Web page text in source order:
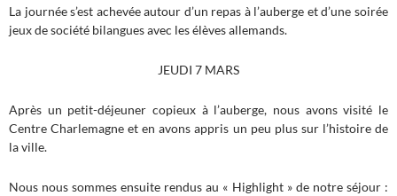
La journée s’est achevée autour d’un repas à l’auberge et d’une soirée
jeux de société bilangues avec les élèves allemands.
JEUDI 7 MARS
Après un petit-déjeuner copieux à l’auberge, nous avons visité le
Centre Charlemagne et en avons appris un peu plus sur l’histoire de
la ville.
Nous nous sommes ensuite rendus au « Highlight » de notre séjour :